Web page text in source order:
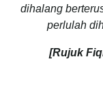
dihalang
perlulah
[Rujuk